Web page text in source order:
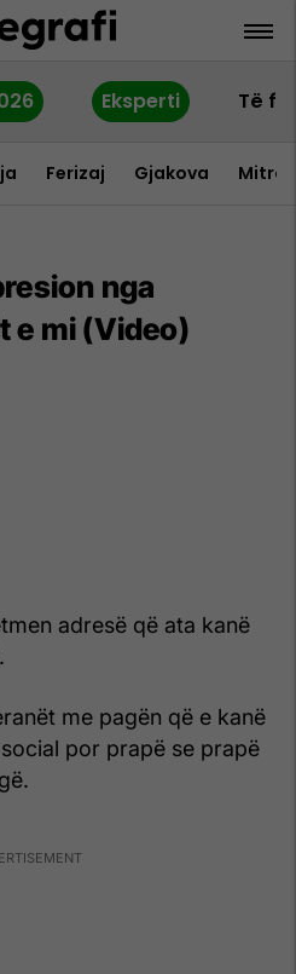
Eksperti Të
Ferizaj Gjakova
nga
e mi (Video)
adresë që ata kanë
me pagën që e kanë
por prapë se prapë